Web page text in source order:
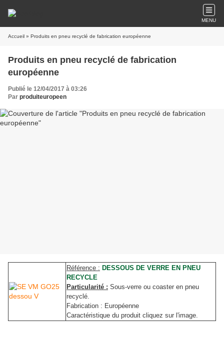
MENU
Accueil » Produits en pneu recyclé de fabrication européenne
Produits en pneu recyclé de fabrication
européenne
Publié le 12/04/2017 à 03:26
Par produiteuropeen
Référence : DESSOUS DE VERRE EN PNEU
RECYCLE
Particularité : Sous-verre ou coaster en pneu
recyclé.
Fabrication : Européenne
Caractéristique du produit cliquez sur l'image.